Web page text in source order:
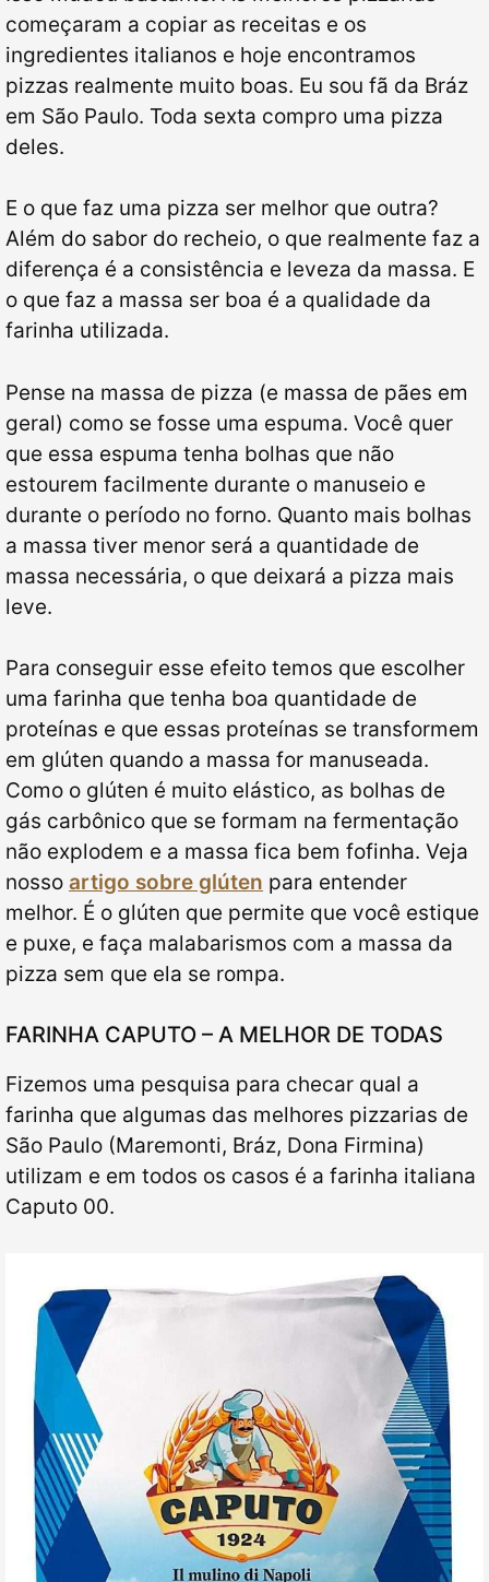
começaram a copiar as receitas e os
ingredientes italianos e hoje encontramos
pizzas realmente muito boas. Eu sou fã da Bráz
em São Paulo. Toda sexta compro uma pizza
deles.
E o que faz uma pizza ser melhor que outra?
Além do sabor do recheio, o que realmente faz a
diferença é a consistência e leveza da massa. E
o que faz a massa ser boa é a qualidade da
farinha utilizada.
Pense na massa de pizza (e massa de pães em
geral) como se fosse uma espuma. Você quer
que essa espuma tenha bolhas que não
estourem facilmente durante o manuseio e
durante o período no forno. Quanto mais bolhas
a massa tiver menor será a quantidade de
massa necessária, o que deixará a pizza mais
leve.
Para conseguir esse efeito temos que escolher
uma farinha que tenha boa quantidade de
proteínas e que essas proteínas se transformem
em glúten quando a massa for manuseada.
Como o glúten é muito elástico, as bolhas de
gás carbônico que se formam na fermentação
não explodem e a massa fica bem fofinha. Veja
nosso artigo sobre glúten para entender
melhor. É o glúten que permite que você estique
e puxe, e faça malabarismos com a massa da
pizza sem que ela se rompa.
FARINHA CAPUTO – A MELHOR DE TODAS
Fizemos uma pesquisa para checar qual a
farinha que algumas das melhores pizzarias de
São Paulo (Maremonti, Bráz, Dona Firmina)
utilizam e em todos os casos é a farinha italiana
Caputo 00.